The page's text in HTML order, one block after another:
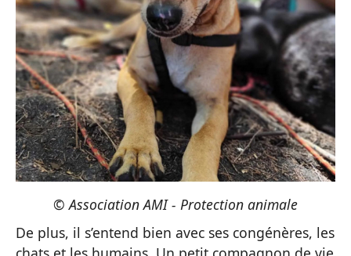
© Association AMI - Protection animale
De plus, il s’entend bien avec ses congénères, les